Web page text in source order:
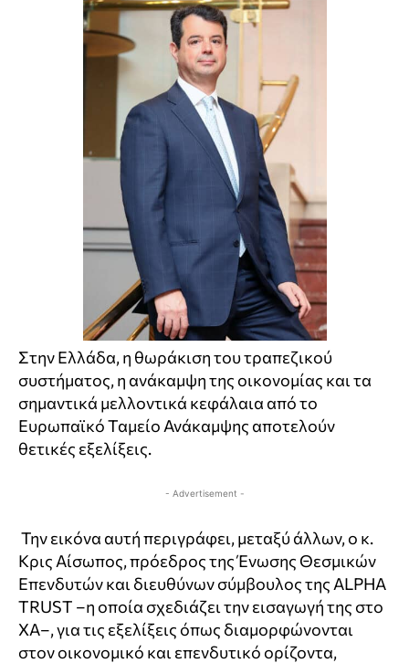
Στην Ελλάδα, η θωράκιση του τραπεζικού
συστήματος, η ανάκαμψη της οικονομίας και τα
σημαντικά μελλοντικά κεφάλαια από το
Ευρωπαϊκό Ταμείο Ανάκαμψης αποτελούν
θετικές εξελίξεις.
- Advertisement -
Την εικόνα αυτή περιγράφει, μεταξύ άλλων, ο κ.
Κρις Αίσωπος, πρόεδρος της Ένωσης Θεσμικών
Επενδυτών και διευθύνων σύμβουλος της ALPHA
TRUST –η οποία σχεδιάζει την εισαγωγή της στο
ΧΑ–, για τις εξελίξεις όπως διαμορφώνονται
στον οικονομικό και επενδυτικό ορίζοντα,